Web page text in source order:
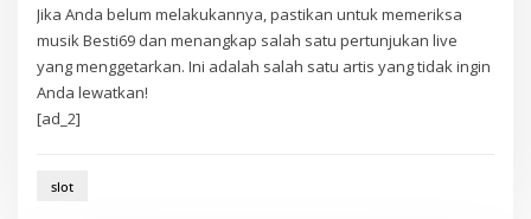
Jika Anda belum melakukannya, pastikan untuk memeriksa
musik Besti69 dan menangkap salah satu pertunjukan live
yang menggetarkan. Ini adalah salah satu artis yang tidak ingin
Anda lewatkan!
[ad_2]
slot